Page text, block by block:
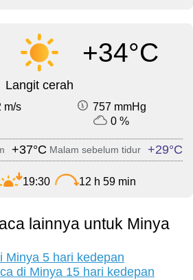
+34°C
Langit cerah
m/s
757 mmHg
0 %
+37°C Malam sebelum tidur +29°C
19:30 12 h 59 min
lainnya untuk Minya
Minya 5 hari kedepan
di Minya 15 hari kedepan